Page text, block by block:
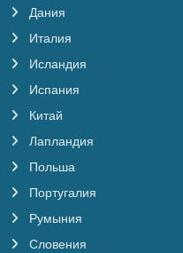
Дания
Италия
Исландия
Испания
Китай
Лапландия
Польша
Португалия
Румыния
Словения